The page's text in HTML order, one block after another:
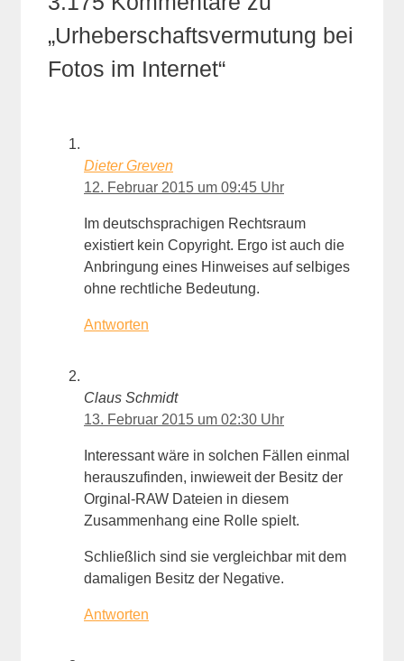
„Urheberschaftsvermutung bei
Fotos im Internet“
Dieter Greven
12. Februar 2015 um 09:45 Uhr
Im deutschsprachigen Rechtsraum
existiert kein Copyright. Ergo ist auch die
Anbringung eines Hinweises auf selbiges
ohne rechtliche Bedeutung.
Antworten
Claus Schmidt
13. Februar 2015 um 02:30 Uhr
Interessant wäre in solchen Fällen einmal
herauszufinden, inwieweit der Besitz der
Orginal-RAW Dateien in diesem
Zusammenhang eine Rolle spielt.
Schließlich sind sie vergleichbar mit dem
damaligen Besitz der Negative.
Antworten